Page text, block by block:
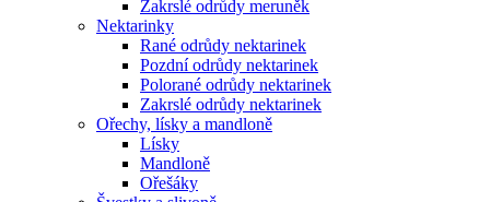
Zakrslé odrůdy meruněk
Nektarinky
Rané odrůdy nektarinek
Pozdní odrůdy nektarinek
Polorané odrůdy nektarinek
Zakrslé odrůdy nektarinek
Ořechy, lísky a mandloně
Lísky
Mandloně
Ořešáky